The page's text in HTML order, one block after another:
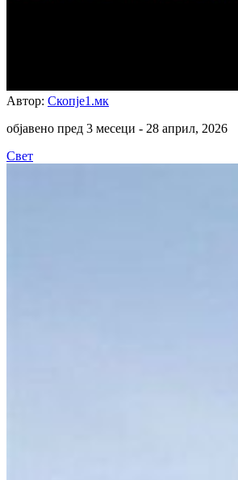
Автор: Скопје1.мк
објавено пред 3 месеци - 28 април, 2026
Свет